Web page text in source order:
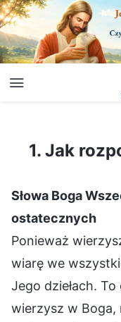
1. Jak rozpoznać
1. Jak
Słowa Boga
ostatecznych
Ponieważ
wiarę we
Jego dziełach.
wierzysz w Boga,